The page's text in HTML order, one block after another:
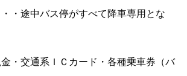
・途中バス停がすべて降車専用とな
・交通系ＩＣカード・各種乗車券（バ